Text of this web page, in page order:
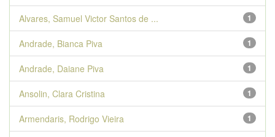
1
Alvares, Samuel Victor Santos de ...
1
Andrade, Bianca Piva
1
Andrade, Daiane Piva
1
Ansolin, Clara Cristina
1
Armendaris, Rodrigo Vieira